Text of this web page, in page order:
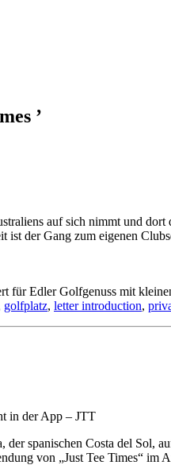
’
auf sich nimmt und
ist der Gang zum eigenen
für Edler Golfgenuss mit
golfplatz, letter introduction,
spanischen Costa del Sol,
von „Just Tee Times“